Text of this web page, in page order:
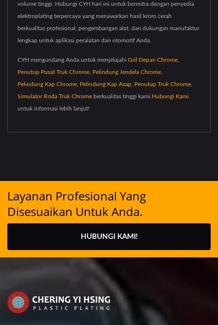
volume tinggi. Hubungi CYH hari ini untuk bermitra dengan penyedia
elektroplating terpercaya yang menawarkan hasil krom cerah
berkualitas profesional, pengembangan alat, dan dukungan manufaktur
lengkap untuk aplikasi peralatan dan otomotif Anda.
CYH mengundang Anda untuk menjelajahi Gril Depan Chrome
Penutup Pusat Truk Chrome Pelindung Jendela Chrome
Pelindung Kap Chrome Pelindung Kap Asap Penutup Truk Chrome
Simulator Roda Truk Chrome berkualitas tinggi kami. Hubungi Kami
untuk informasi lebih lanjut!
Layanan Profesional Yang
Disesuaikan Untuk Anda.
HUBUNGI KAMI!